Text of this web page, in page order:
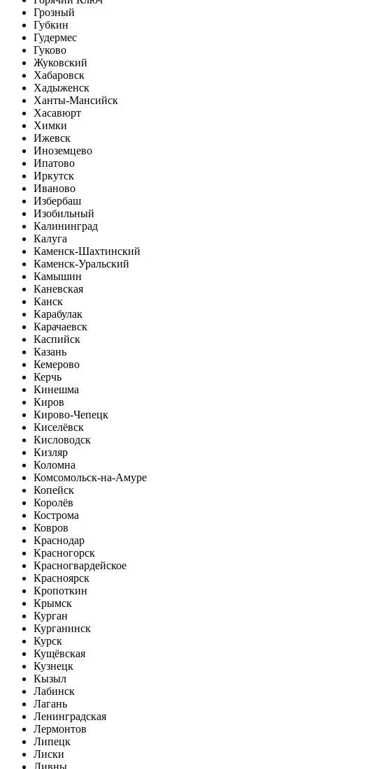
Грозный
Губкин
Гудермес
Гуково
Жуковский
Хабаровск
Хадыженск
Ханты-Мансийск
Хасавюрт
Химки
Ижевск
Иноземцево
Ипатово
Иркутск
Иваново
Избербаш
Изобильный
Калининград
Калуга
Каменск-Шахтинский
Каменск-Уральский
Камышин
Каневская
Канск
Карабулак
Карачаевск
Каспийск
Казань
Кемерово
Керчь
Кинешма
Киров
Кирово-Чепецк
Киселёвск
Кисловодск
Кизляр
Коломна
Комсомольск-на-Амуре
Копейск
Королёв
Кострома
Ковров
Краснодар
Красногорск
Красногвардейское
Красноярск
Кропоткин
Крымск
Курган
Курганинск
Курск
Кущёвская
Кузнецк
Кызыл
Лабинск
Лагань
Ленинградская
Лермонтов
Липецк
Лиски
Ливны